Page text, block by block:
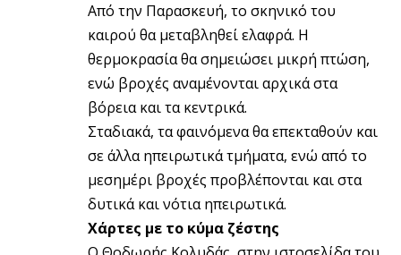
Από την Παρασκευή, το σκηνικό του
καιρού θα μεταβληθεί ελαφρά. Η
θερμοκρασία θα σημειώσει μικρή πτώση,
ενώ βροχές αναμένονται αρχικά στα
βόρεια και τα κεντρικά.
Σταδιακά, τα φαινόμενα θα επεκταθούν και
σε άλλα ηπειρωτικά τμήματα, ενώ από το
μεσημέρι βροχές προβλέπονται και στα
δυτικά και νότια ηπειρωτικά.
Χάρτες με το κύμα ζέστης